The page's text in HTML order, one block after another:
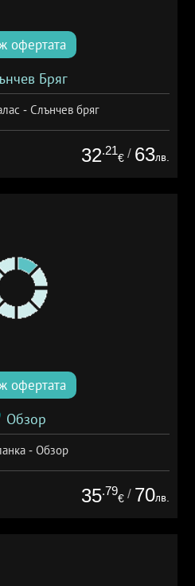
офертата
Бряг
- Слънчев бряг
32.21
€ / 63лв.
офертата
Обзор
- Обзор
35.79
€ / 70лв.